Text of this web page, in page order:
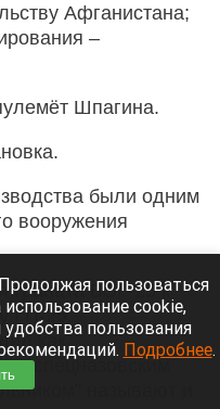
Афганистана;
–
Шпагина.
были одним
вооружения
граната ВОГ-25 к
ГП-25.
как
к спецназовским
называют и
пользоваться
cookie,
пользования
Подробнее.